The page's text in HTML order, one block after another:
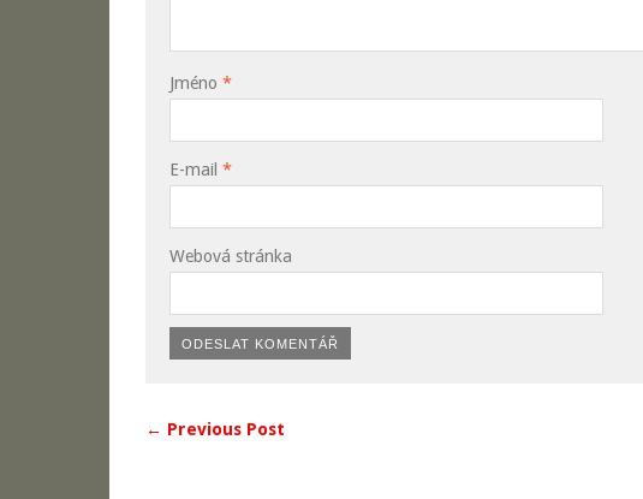
Jméno *
E-mail *
Webová stránka
← Previous Post